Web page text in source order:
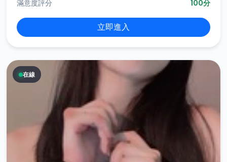
滿意度評分
100分
立即進入
在線